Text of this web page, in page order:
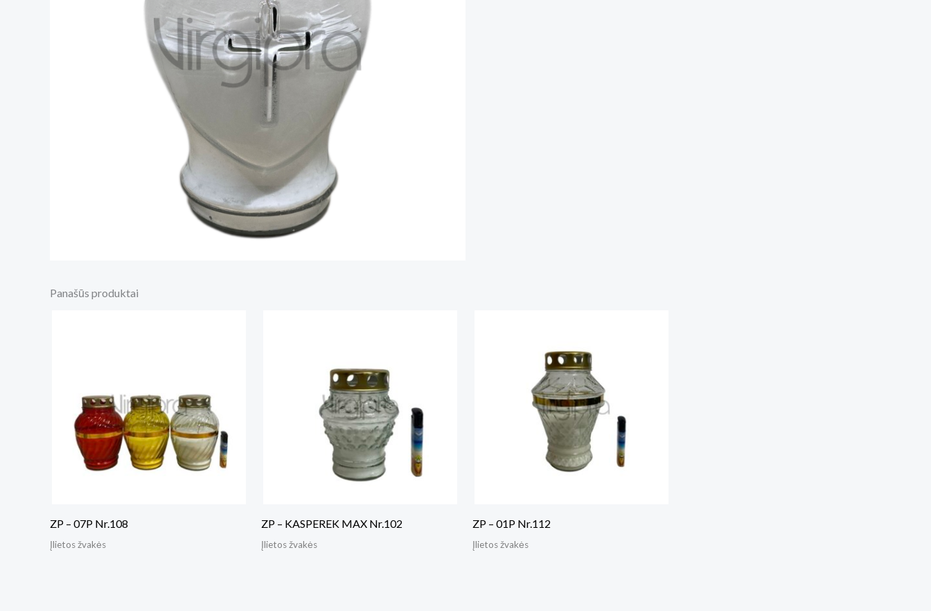
Panašūs produktai
ZP – 07P Nr.108
Įlietos žvakės
ZP – KASPEREK MAX Nr.102
Įlietos žvakės
ZP – 01P Nr.112
Įlietos žvakės